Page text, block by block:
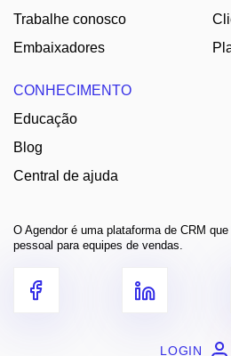
Trabalhe conosco
Embaixadores
CONHECIMENTO
Educação
Blog
Central de ajuda
O Agendor é uma plataforma de CRM
pessoal para equipes de vendas.
LOGIN